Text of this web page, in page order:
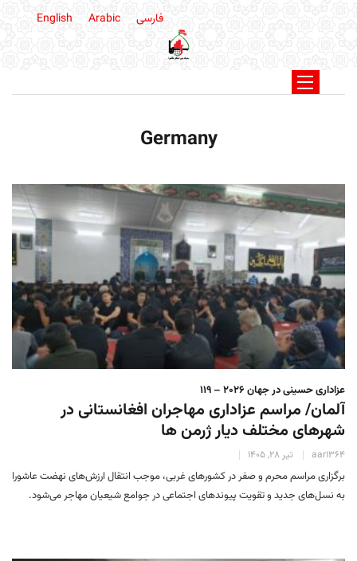
فارسی English Arabic
Germany
عزاداری حسینی در جهان 2026 – 119
آلمان/ مراسم عزاداری مهاجران افغانستانی در
شهرهای مختلف دیار ژرمن ها
aar1364 تیر 28, 1405
برگزاری مراسم‌ محرم و صفر در کشورهای غربی، موجب انتقال ارزش‌های نهضت عاشورا
به نسل‌های جدید و تقویت پیوندهای اجتماعی در جوامع شیعیان مهاجر می‌شود.